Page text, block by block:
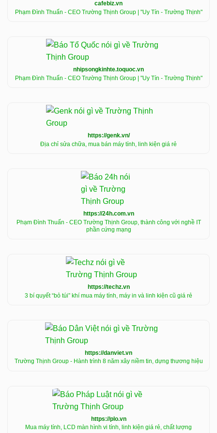
cafebiz.vn
Phạm Đình Thuấn - CEO Trường Thịnh Group | "Uy Tín - Trường Thịnh"
nhipsongkinhte.toquoc.vn
Phạm Đình Thuấn - CEO Trường Thịnh Group | "Uy Tín - Trường Thịnh"
https://genk.vn/
Địa chỉ sửa chữa, mua bán máy tính, linh kiện giá rẻ
https://24h.com.vn
Phạm Đình Thuấn - CEO Trường Thịnh Group, thành công với nghề IT
phần cứng mạng
https://techz.vn
3 bí quyết “bỏ túi” khí mua máy tính, máy in và linh kiện cũ giá rẻ
https://danviet.vn
Trường Thịnh Group - Hành trình 8 năm xây niềm tin, dựng thương hiệu
https://plo.vn
Mua máy tính, LCD màn hình vi tính, linh kiện giá rẻ, chất lượng